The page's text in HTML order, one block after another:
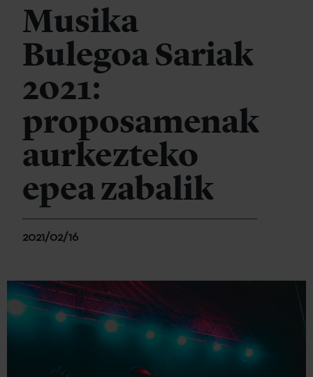
Musika
Bulegoa Sariak
2021:
proposamenak
aurkezteko
epea zabalik
2021/02/16